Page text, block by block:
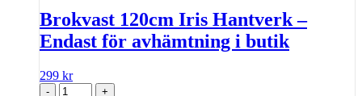
Brokvast 120cm Iris Hantverk –
Endast för avhämtning i butik
299 kr
- +